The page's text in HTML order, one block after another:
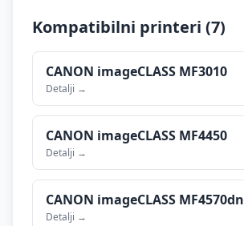
Kompatibilni printeri (7)
CANON imageCLASS MF3010
Detalji →
CANON imageCLASS MF4450
Detalji →
CANON imageCLASS MF4570dn
Detalji →